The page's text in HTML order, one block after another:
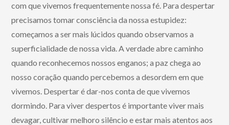
com que vivemos frequentemente nossa fé. Para despertar
precisamos tomar consciência da nossa estupidez:
começamos a ser mais lúcidos quando observamos a
superficialidade de nossa vida. A verdade abre caminho
quando reconhecemos nossos enganos; a paz chega ao
nosso coração quando percebemos a desordem em que
vivemos. Despertar é dar-nos conta de que vivemos
dormindo. Para viver despertos é importante viver mais
devagar, cultivar melhoro silêncio e estar mais atentos aos